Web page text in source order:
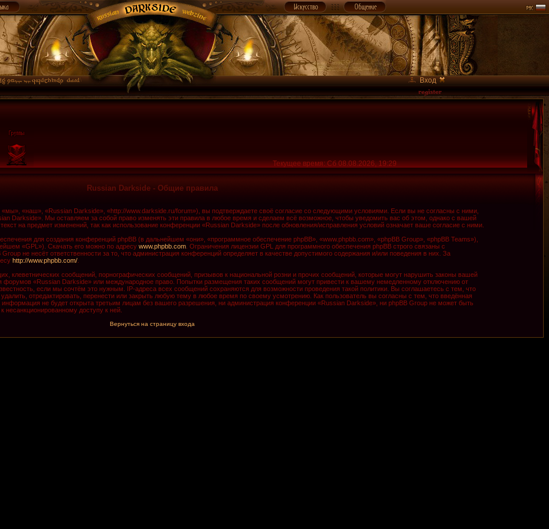
Вход
Текущее время: Сб 08.08.2026, 19:29
Russian Darkside - Общие правила
«наш», «Russian Darkside», «http://www.darkside.ru/forum»), вы подтверждаете своё согласие со следующими условиями. Если вы не согласны с ними,
Darkside». Мы оставляем за собой право изменять эти правила в любое время и сделаем всё возможное, чтобы уведомить вас об этом, однако с вашей
на предмет изменений, так как использование конференции «Russian Darkside» после обновления/исправления условий означает ваше согласие с ними.
для создания конференций phpBB (в дальнейшем «они», «программное обеспечение phpBB», «www.phpbb.com», «phpBB Group», «phpBB Teams»),
«GPL»). Скачать его можно по адресу www.phpbb.com. Ограничения лицензии GPL для программного обеспечения phpBB строго связаны с
не несёт ответственности за то, что администрация конференций определяет в качестве допустимого содержания и/или поведения в них. За
http://www.phpbb.com/.
клеветнических сообщений, порнографических сообщений, призывов к национальной розни и прочих сообщений, которые могут нарушить законы вашей
форумов «Russian Darkside» или международное право. Попытки размещения таких сообщений могут привести к вашему немедленному отключению от
если мы сочтём это нужным. IP-адреса всех сообщений сохраняются для возможности проведения такой политики. Вы соглашаетесь с тем, что
отредактировать, перенести или закрыть любую тему в любое время по своему усмотрению. Как пользователь вы согласны с тем, что введённая
не будет открыта третьим лицам без вашего разрешения, ни администрация конференции «Russian Darkside», ни phpBB Group не может быть
несанкционированному доступу к ней.
Вернуться на страницу входа